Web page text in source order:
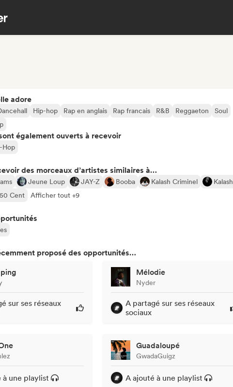
adore
Hip-hop Rap en anglais Rap francais R&B Reggaeton
Soul
également ouverts à recevoir
Hop
des morceaux d’artistes similaires à…
Jeune Loup JAY-Z Booba Kalash Criminel
Kalash
50 Cent Afficher tout +9
proposé des opportunités…
sur ses réseaux
Mélodie
Nyder
A partagé sur ses réseaux
sociaux
à une playlist
Guadaloupé
GwadaGuigz
A ajouté à une playlist